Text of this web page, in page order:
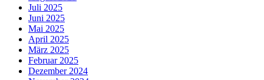
Juli 2025
Juni 2025
Mai 2025
April 2025
März 2025
Februar 2025
Dezember 2024